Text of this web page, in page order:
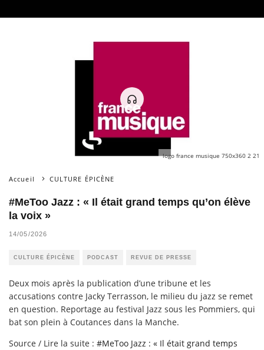
logo france musique 750x360 2 21
Accueil CULTURE ÉPICÈNE
#MeToo Jazz : « Il était grand temps qu’on élève
la voix »
14/05/2026
CULTURE ÉPICÈNE PODCAST REVUE DE PRESSE
Deux mois après la publication d’une tribune et les
accusations contre Jacky Terrasson, le milieu du jazz se remet
en question. Reportage au festival Jazz sous les Pommiers, qui
bat son plein à Coutances dans la Manche.
Source / Lire la suite : #MeToo Jazz : « Il était grand temps